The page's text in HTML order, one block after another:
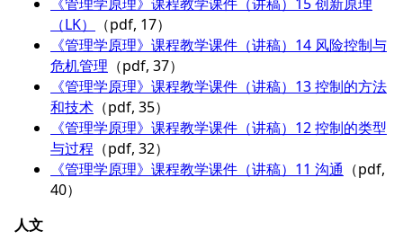
（LK）
（pdf, 17）
《管理学原理》课程教学课件（讲稿）14 风险控制与
危机管理 （pdf, 37）
《管理学原理》课程教学课件（讲稿）13 控制的方法
和技术 （pdf, 35）
《管理学原理》课程教学课件（讲稿）12 控制的类型
与过程 （pdf, 32）
《管理学原理》课程教学课件（讲稿）11 沟通 （pdf,
40）
人文